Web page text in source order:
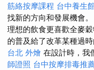
筋絡按摩課程 台中養生
找新的方向和發展機會。
理想的飲食更喜歡全麥
的普及給了改革某種過
台北 外燴 在設計時，我
師證照 台中按摩排毒推